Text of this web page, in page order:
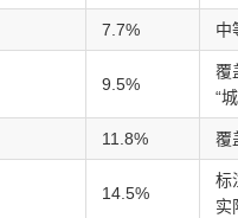
7.7% 中
9.5%
覆
“
11.8% 覆
14.5%
标
实